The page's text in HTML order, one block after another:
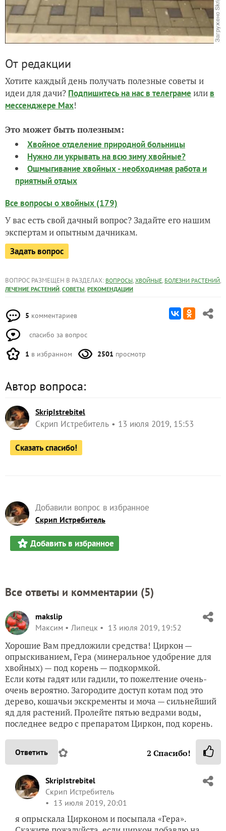
От редакции
Хотите каждый день получать полезные советы и
идеи для дачи? Подпишитесь на нас в телеграме или в
мессенджере Max!
Это может быть полезным:
Хвойное отделение природной больницы
Нужно ли укрывать на всю зиму хвойные?
Ошмыгивание хвойных - необходимая работа и
приятный отдых
Все вопросы о хвойных (179)
У вас есть свой дачный вопрос? Задайте его нашим
экспертам и опытным дачникам.
Задать вопрос
ВОПРОС РАЗМЕЩЕН В РАЗДЕЛАХ: ВОПРОСЫ, ХВОЙНЫЕ, БОЛЕЗНИ РАСТЕНИЙ,
ЛЕЧЕНИЕ РАСТЕНИЙ, СОВЕТЫ, РЕКОМЕНДАЦИИ
5 комментариев
спасибо за вопрос
1 в избранном 2501 просмотр
Автор вопроса:
SkripIstrebitel
Скрип Истребитель 13 июля 2019, 15:53
Сказать спасибо!
Добавили вопрос в избранное
Скрип Истребитель
Добавить в избранное
Все ответы и комментарии (5)
makslip
Максим
Липецк 13 июля 2019, 19:52
Хорошие Вам предложили средства! Циркон —
опрыскиванием, Гера (минеральное удобрение для
хвойных) — под корень — подкормкой.
Если коты гадят или гадили, то пожелтение очень-
очень вероятно. Загородите доступ котам под это
дерево, кошачьи экскременты и моча — сильнейший
яд для растений. Пролейте пятью ведрами воды,
последнее ведро с препаратом Циркон, под корень.
Ответить ✿ 2 Спасибо!
SkripIstrebitel
Скрип Истребитель
13 июля 2019, 20:01
я опрыскала Цирконом и посыпала «Гера».